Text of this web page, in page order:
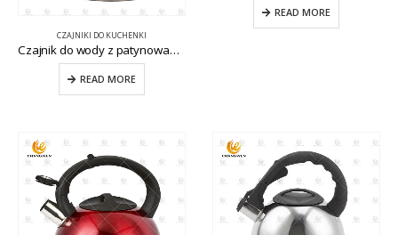
CZAJNIKI DO KUCHENKI
Czajnik do wody z patynowanej na czarno stali nierdzewnej CW-T048-A
READ MORE
READ MORE